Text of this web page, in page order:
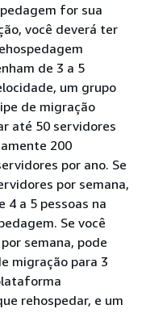
for sua
você deverá ter
de 3 a 5
um grupo
de migração
até 50 servidores
200
por ano. Se
por semana,
4 a 5 pessoas na
Se você
semana, pode
migração para 3
rehospedar, e um